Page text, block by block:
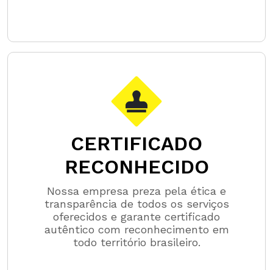
CERTIFICADO
RECONHECIDO
Nossa empresa preza pela ética e
transparência de todos os serviços
oferecidos e garante certificado
autêntico com reconhecimento em
todo território brasileiro.